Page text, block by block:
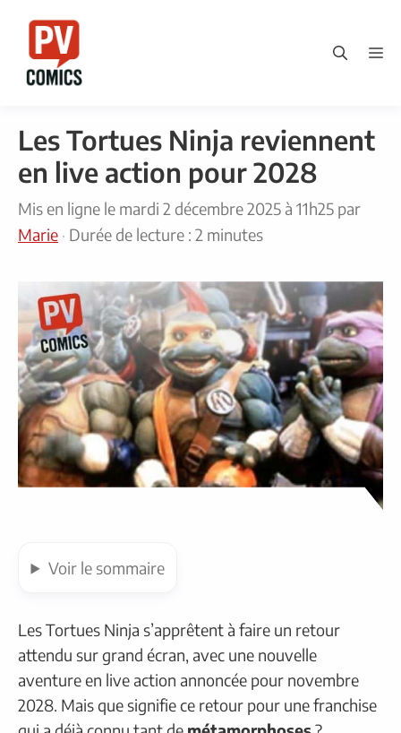
contenu
Les Tortues Ninja reviennent
en live action pour 2028
Mis en ligne le mardi 2 décembre 2025 à 11h25 par
Marie · Durée de lecture : 2 minutes
Voir le sommaire
Les Tortues Ninja s’apprêtent à faire un retour
attendu sur grand écran, avec une nouvelle
aventure en live action annoncée pour novembre
2028. Mais que signifie ce retour pour une franchise